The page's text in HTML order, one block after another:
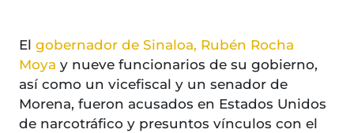
El gobernador de Sinaloa, Rubén Rocha
Moya y nueve funcionarios de su gobierno,
así como un vicefiscal y un senador de
Morena, fueron acusados en Estados Unidos
de narcotráfico y presuntos vínculos con el